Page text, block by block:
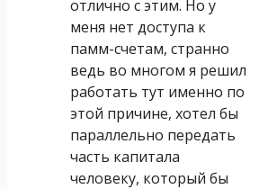
отлично с этим. Но у
меня нет доступа к
памм-счетам, странно
ведь во многом я решил
работать тут именно по
этой причине, хотел бы
параллельно передать
часть капитала
человеку, который бы